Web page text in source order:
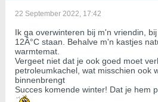
22 September 2022, 17:42
Ik ga overwinteren bij m'n vriendin,
12Â°C staan. Behalve m'n kastjes
warmtemat.
Vergeet niet dat je ook goed moet
petroleumkachel, wat misschien ook
binnenbrengt
Succes komende winter! Dat je hem